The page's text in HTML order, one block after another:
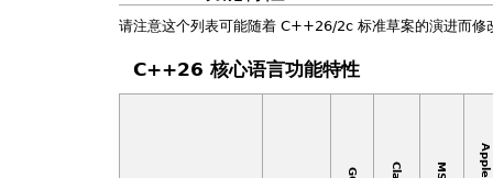
请注意这个列表可能随着 C++26/2c 标准草案的演进而修
C++26 核心语言功能特性